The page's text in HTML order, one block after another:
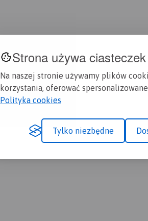
Strona używa ciasteczek
Na naszej stronie używamy plików
korzystania, oferować
Polityka cookies
Tylko niezbędne